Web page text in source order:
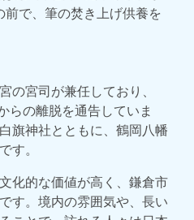
前で、筆の焚き上げ供養を
の宮司が兼任しており、
らの離脱を通告していま
旗神社とともに、鶴岡八幡
す。
化的な価値が高く、鎌倉市
す。境内の雰囲気や、長い